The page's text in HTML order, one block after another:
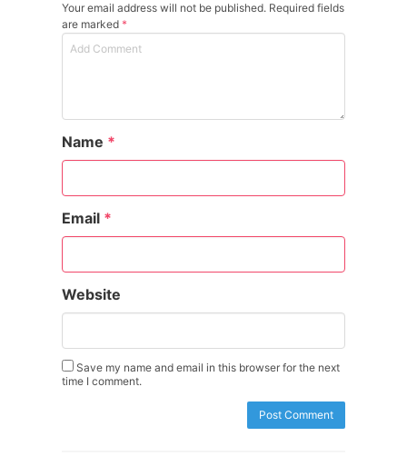
Your email address will not be published. Required fields
are marked *
Name *
Email *
Website
Save my name and email in this browser for the next
time I comment.